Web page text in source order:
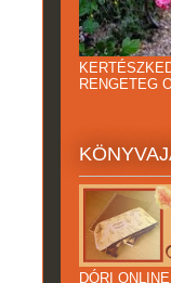
RENGETEG
DÓRI